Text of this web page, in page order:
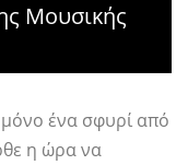
Μουσικής
ένα σφυρί από
η ώρα να